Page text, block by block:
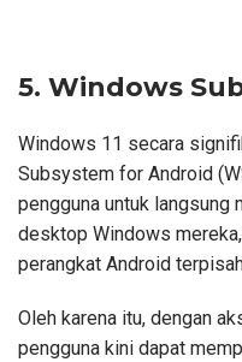
5. Windows
Windows 11 secara
Subsystem for Android
pengguna untuk langsung
desktop Windows
perangkat Android
Oleh karena itu, dengan
pengguna kini dapat